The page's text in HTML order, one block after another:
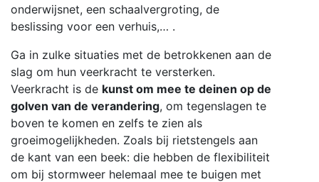
onderwijsnet, een schaalvergroting, de
beslissing voor een verhuis,… .
Ga in zulke situaties met de betrokkenen aan de
slag om hun veerkracht te versterken.
Veerkracht is de kunst om mee te deinen op de
golven van de verandering, om tegenslagen te
boven te komen en zelfs te zien als
groeimogelijkheden. Zoals bij rietstengels aan
de kant van een beek: die hebben de flexibiliteit
om bij stormweer helemaal mee te buigen met